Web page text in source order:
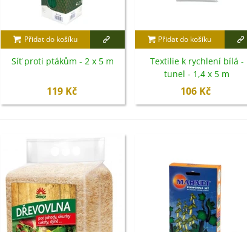
Raphanus sativus - bio...
BIO Mangold duhový - Beta
vulgaris - bio semena...
53 Kč
Přidat do košíku
Síť proti ptákům - 2 x 5 m
119 Kč
Přidat do košíku
Textilie k rychlení bílá -
tunel - 1,4 x 5 m
106 Kč